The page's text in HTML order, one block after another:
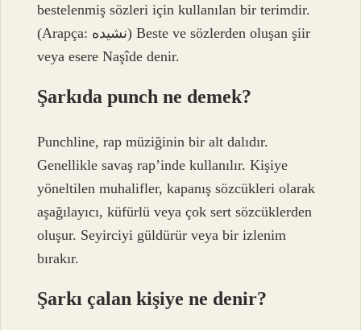
bestelenmiş sözleri için kullanılan bir terimdir.
(Arapça: نشيده) Beste ve sözlerden oluşan şiir
veya esere Naşîde denir.
Şarkıda punch ne demek?
Punchline, rap müziğinin bir alt dalıdır.
Genellikle savaş rap’inde kullanılır. Kişiye
yöneltilen muhalifler, kapanış sözcükleri olarak
aşağılayıcı, küfürlü veya çok sert sözcüklerden
oluşur. Seyirciyi güldürür veya bir izlenim
bırakır.
Şarkı çalan kişiye ne denir?